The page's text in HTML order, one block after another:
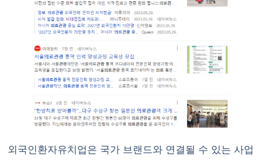
외국인환자유치업은 국가 브랜드와 연결될 수 있는 사업